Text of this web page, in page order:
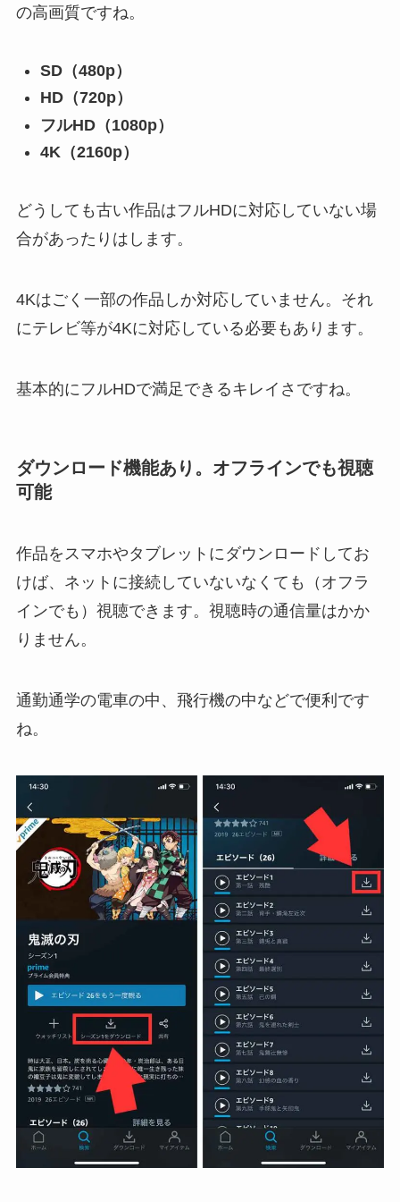
の高画質ですね。
SD（480p）
HD（720p）
フルHD（1080p）
4K（2160p）
どうしても古い作品はフルHDに対応していない場
合があったりはします。
4Kはごく一部の作品しか対応していません。それ
にテレビ等が4Kに対応している必要もあります。
基本的にフルHDで満足できるキレイさですね。
ダウンロード機能あり。オフラインでも視聴
可能
作品をスマホやタブレットにダウンロードしてお
けば、ネットに接続していないなくても（オフラ
インでも）視聴できます。視聴時の通信量はかか
りません。
通勤通学の電車の中、飛行機の中などで便利です
ね。